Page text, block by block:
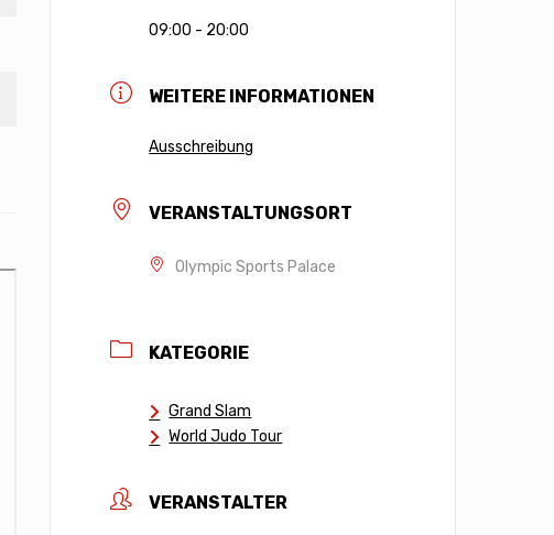
09:00 - 20:00
WEITERE INFORMATIONEN
Ausschreibung
VERANSTALTUNGSORT
Olympic Sports Palace
KATEGORIE
Grand Slam
World Judo Tour
VERANSTALTER